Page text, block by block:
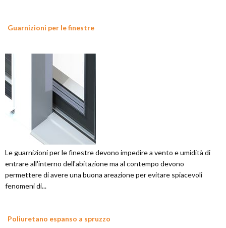
Guarnizioni per le finestre
Le guarnizioni per le finestre devono impedire a vento e umidità di
entrare all'interno dell'abitazione ma al contempo devono
permettere di avere una buona areazione per evitare spiacevoli
fenomeni di...
Poliuretano espanso a spruzzo